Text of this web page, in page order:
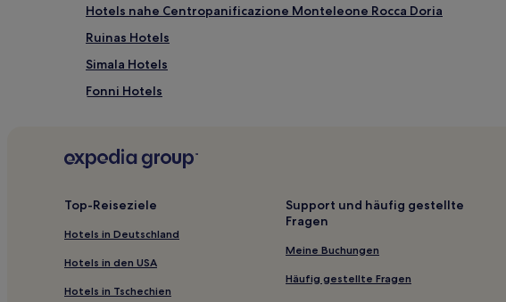
Hotels nahe Centropanificazione Monteleone Rocca Doria
Ruinas Hotels
Simala Hotels
Fonni Hotels
Massama Hotels
San Lorenzo Hotels
Top-Reiseziele
Hotels in Deutschland
Hotels in den USA
Hotels in Tschechien
Support und häufig gestellte
Fragen
Meine Buchungen
Häufig gestellte Fragen